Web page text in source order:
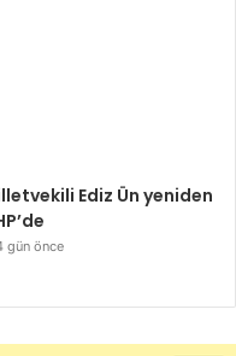
Ediz Ün yeniden
gün önce